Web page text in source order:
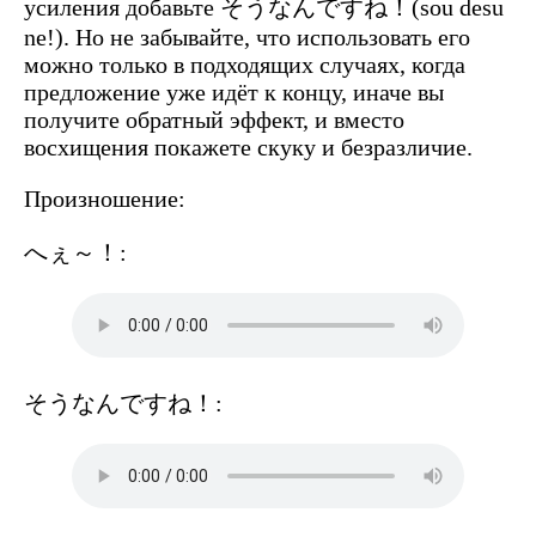
усиления добавьте そうなんですね！ (sou desu
ne!). Но не забывайте, что использовать его
можно только в подходящих случаях, когда
предложение уже идёт к концу, иначе вы
получите обратный эффект, и вместо
восхищения покажете скуку и безразличие.
Произношение:
へぇ～！ :
そうなんですね！: